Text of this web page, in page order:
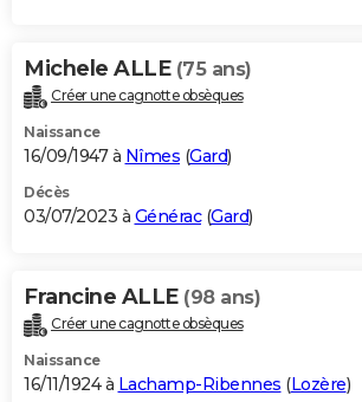
Michele ALLE (75 ans)
Créer une cagnotte obsèques
Naissance
16/09/1947 à Nîmes (Gard)
Décès
03/07/2023 à Générac(Gard)
Francine ALLE (98 ans)
Créer une cagnotte obsèques
Naissance
16/11/1924 à Lachamp-Ribennes (Lozère)